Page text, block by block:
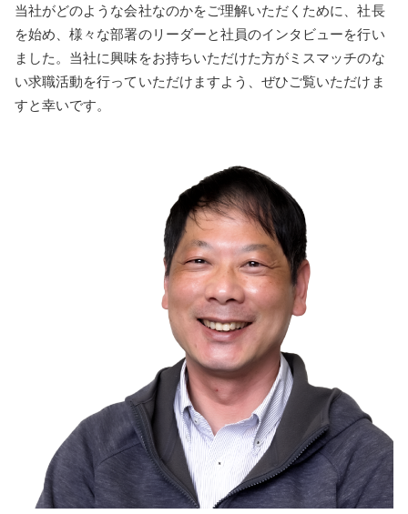
当社がどのような会社なのかをご理解いただくために、社長
を始め、様々な部署のリーダーと社員のインタビューを行い
ました。当社に興味をお持ちいただけた方がミスマッチのな
い求職活動を行っていただけますよう、ぜひご覧いただけま
すと幸いです。